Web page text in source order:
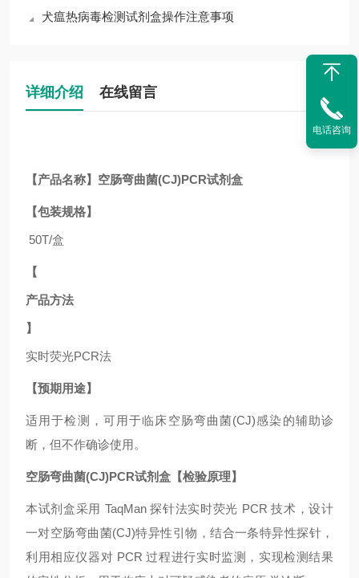
犬瘟热病毒检测试剂盒操作注意事项
详细介绍 在线留言
【产品名称】空肠弯曲菌(CJ)PCR试剂盒
【包装规格】
50T/盒
【
产品方法
】
实时荧光PCR法
【预期用途】
适用于检测，可用于临床空肠弯曲菌(CJ)感染的辅助诊
断，但不作确诊使用。
空肠弯曲菌(CJ)PCR试剂盒【检验原理】
本试剂盒采用 TaqMan 探针法实时荧光 PCR 技术，设计
一对空肠弯曲菌(CJ)特异性引物，结合一条特异性探针，
利用相应仪器对 PCR 过程进行实时监测，实现检测结果
电话咨询